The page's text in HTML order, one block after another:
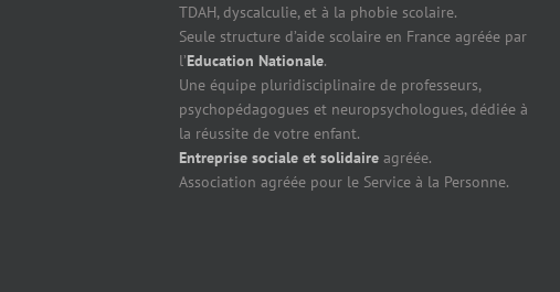
TDAH, dyscalculie, et à la phobie scolaire.
Seule structure d’aide scolaire en France agréée par
l’Education Nationale.
Une équipe pluridisciplinaire de professeurs,
psychopédagogues et neuropsychologues, dédiée à
la réussite de votre enfant.
Entreprise sociale et solidaire agréée.
Association agréée pour le Service à la Personne.